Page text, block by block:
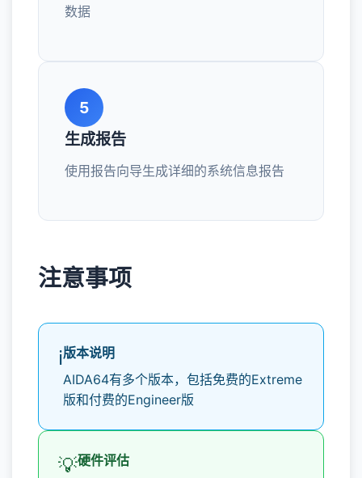
数据
5
生成报告
使用报告向导生成详细的系统信息报告
注意事项
ℹ️版本说明
AIDA64有多个版本，包括免费的Extreme
版和付费的Engineer版
💡硬件评估